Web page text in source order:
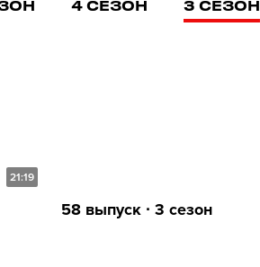
4 СЕЗОН 3 СЕЗОН
21:19
58 выпуск ∙ 3 сезон